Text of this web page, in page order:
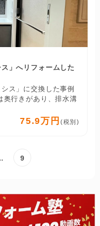
」へリフォームした
ス」に交換した事例
奥行きがあり、排水溝
75.9万円 (税別)
9